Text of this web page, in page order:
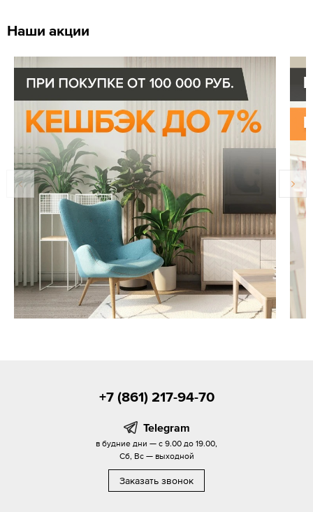
Наши акции
+7 (861) 217-94-70
Telegram
в будние дни — с 9.00 до 19.00,
Сб, Вс — выходной
Заказать звонок